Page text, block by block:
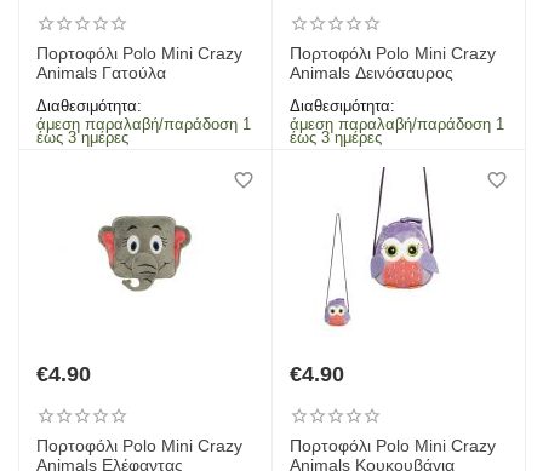
Πορτοφόλι Polo Mini Crazy
Animals Γατούλα
Διαθεσιμότητα:
άμεση παραλαβή/παράδοση 1
έως 3 ημέρες
Πορτοφόλι Polo Mini Crazy
Animals Δεινόσαυρος
Διαθεσιμότητα:
άμεση παραλαβή/παράδοση 1
έως 3 ημέρες
€4.90
Πορτοφόλι Polo Mini Crazy
Animals Ελέφαντας
€4.90
Πορτοφόλι Polo Mini Crazy
Animals Κουκουβάγια